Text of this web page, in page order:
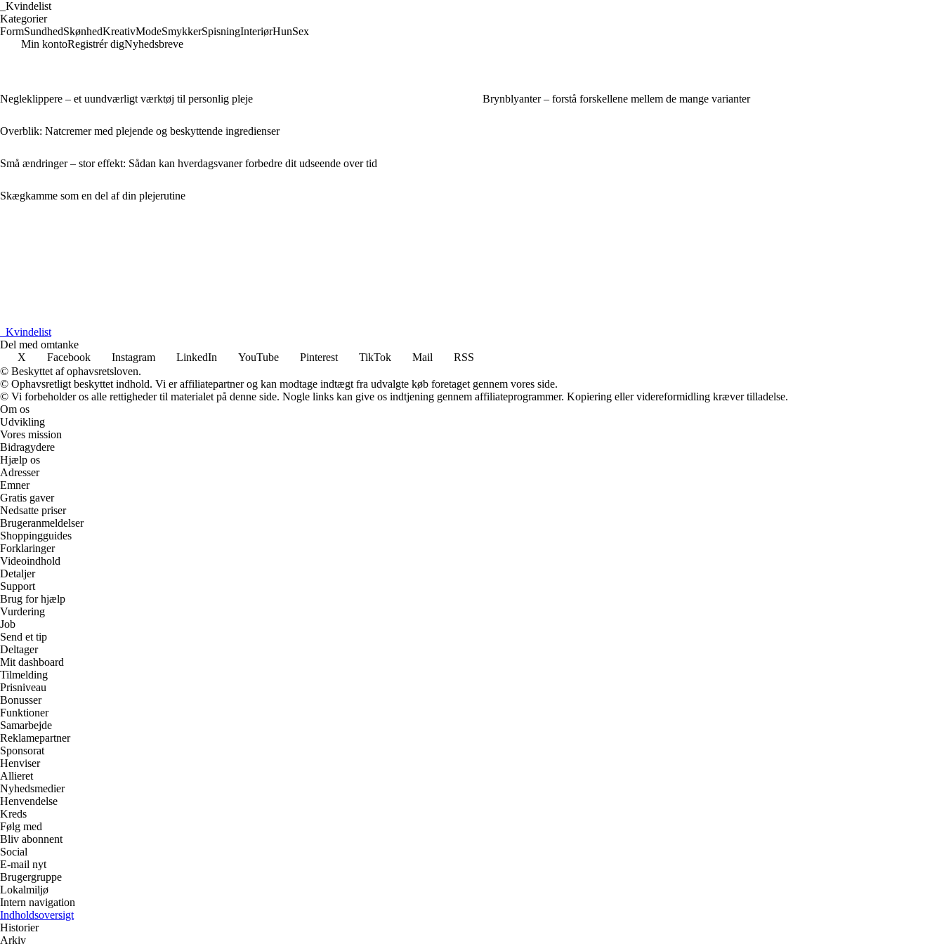
Kvindelist
Kategorier
FormSundhedSkønhedKreativModeSmykkerSpisningInteriørHunSex
Min kontoRegistrér digNyhedsbreve
Negleklippere – et uundværligt værktøj til personlig pleje
Overblik: Natcremer med plejende og beskyttende ingredienser
Små ændringer – stor effekt: Sådan kan hverdagsvaner forbedre dit udseende over tid
Skægkamme som en del af din plejerutine
Brynblyanter – forstå forskellene mellem de mange varianter
Kvindelist
Del med omtanke
X
Facebook Instagram LinkedIn YouTube Pinterest TikTok Mail
RSS
© Beskyttet af ophavsretsloven.
© Ophavsretligt beskyttet indhold. Vi er affiliatepartner og kan modtage indtægt fra udvalgte køb foretaget gennem vores side.
© Vi forbeholder os alle rettigheder til materialet på denne side. Nogle links kan give os indtjening gennem affiliateprogrammer. Kopiering eller videreformidling kræver tilladelse.
Om os
Udvikling
Vores mission
Bidragydere
Hjælp os
Adresser
Emner
Gratis gaver
Nedsatte priser
Brugeranmeldelser
Shoppingguides
Forklaringer
Videoindhold
Detaljer
Support
Brug for hjælp
Vurdering
Job
Send et tip
Deltager
Mit dashboard
Tilmelding
Prisniveau
Bonusser
Funktioner
Samarbejde
Reklamepartner
Sponsorat
Henviser
Allieret
Nyhedsmedier
Henvendelse
Kreds
Følg med
Bliv abonnent
Social
E-mail nyt
Brugergruppe
Lokalmiljø
Intern navigation
Indholdsoversigt
Historier
Arkiv